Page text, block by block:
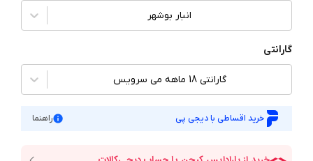
انبار بوشهر
گارانتی
گارانتی 18 ماهه می سرویس
خرید اقساطی با دیجی پی راهنما